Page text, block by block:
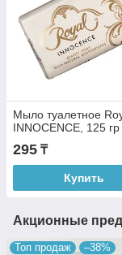
Мыло туалетное
INNOCENCE, 125 гр
295 ₸
Купить
Акционные
Топ продаж –38%